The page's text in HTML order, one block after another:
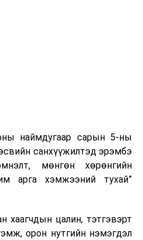
зээлд үйлчилдэг гадаадын
байна. Тухайлбал,
орлогын 80 гаруй
бүрддэг бөгөөд тус улсын
эрсдэлд орж болзошгүйг
наймдугаар сарын 5-ны
санхүүжилтэд эрэмбэ
мөнгөн хөрөнгийн
арга хэмжээний тухай”
хаагчдын цалин, тэтгэвэрт
орон нутгийн нэмэгдэл